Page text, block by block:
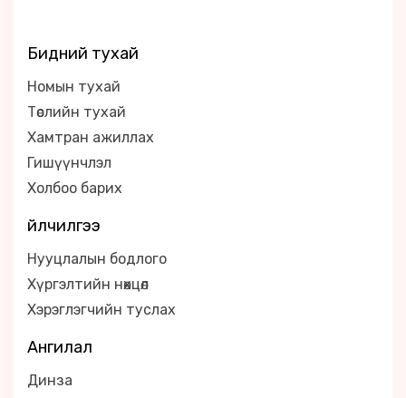
Бидний тухай
Номын тухай
Төслийн тухай
Хамтран ажиллах
Гишүүнчлэл
Холбоо барих
Үйлчилгээ
Нууцлалын бодлого
Хүргэлтийн нөхцөл
Хэрэглэгчийн туслах
Ангилал
Динза